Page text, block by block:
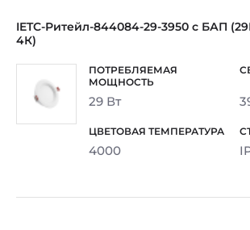
IETC-Ритейл-844084-29-3950 с БАП
4К)
29 Вт
4000